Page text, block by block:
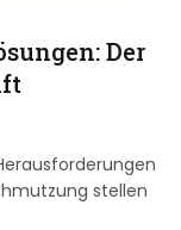
Der
stellen